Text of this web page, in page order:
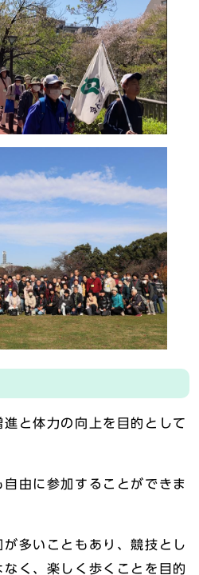
と体力の向上を目的として
由に参加することができま
多いこともあり、競技とし
く、楽しく歩くことを目的